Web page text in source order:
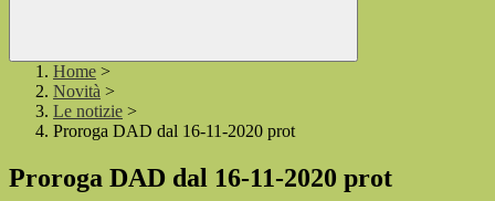
Home >
Novità >
Le notizie >
Proroga DAD dal 16-11-2020 prot
Proroga DAD dal 16-11-2020 prot